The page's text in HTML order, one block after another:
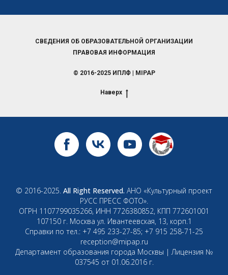
СВЕДЕНИЯ ОБ ОБРАЗОВАТЕЛЬНОЙ ОРГАНИЗАЦИИ
ПРАВОВАЯ ИНФОРМАЦИЯ
© 2016-2025 ИПЛФ | MIPAP
Наверх
© 2016-2025. All Right Reserved. АНО «Культурный проект
РУСС ПРЕСС ФОТО».
ОГРН 1107799035266, ИНН 7726380852, КПП 772601001
107150 г. Москва ул. Ивантеевская, 13, корп.1
Справки по тел.: +7 495 233-27-85; +7 915 258-71-25
reception@mipap.ru
Департамент образования города Москвы | Лицензия №
037545 от 01.06.2016 г.